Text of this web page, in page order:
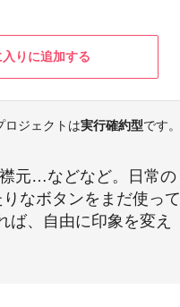
入りに追加する
ロジェクトは実行確約型です。
元…などなど。日常の
なボタンをまだ使って
、自由に印象を変え